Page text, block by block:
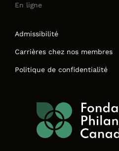
En ligne
Admissibilité
Carrières chez nos membres
Politique de confidentialité